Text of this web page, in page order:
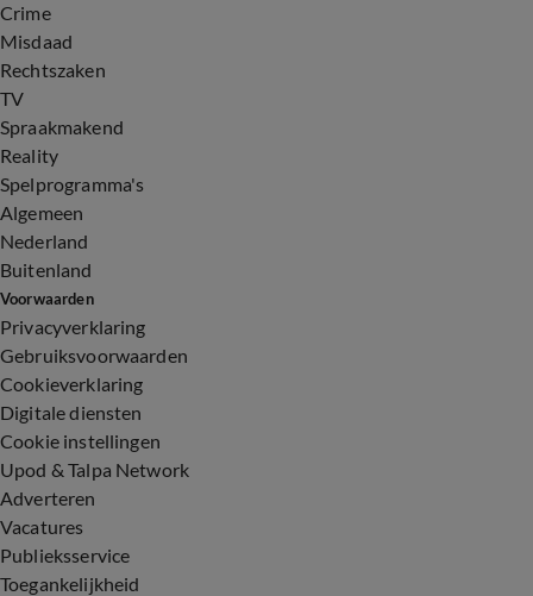
Crime
Misdaad
Rechtszaken
TV
Spraakmakend
Reality
Spelprogramma's
Algemeen
Nederland
Buitenland
Voorwaarden
Privacyverklaring
Gebruiksvoorwaarden
Cookieverklaring
Digitale diensten
Cookie instellingen
Upod & Talpa Network
Adverteren
Vacatures
Publieksservice
Toegankelijkheid